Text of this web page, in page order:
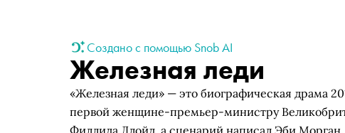
Создано с помощью Snob AI
Железная леди
«Железная леди» — это биографическая драма
первой женщине-премьер-министру
Филлида Ллойд, а сценарий написал Эби